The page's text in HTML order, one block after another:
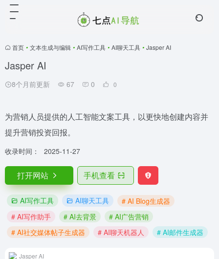
首页 • 文本生成与编辑 • AI写作工具 • AI聊天工具 • Jasper AI
Jasper AI
8个月前更新 67 0 0
为营销人员提供的人工智能文案工具，以更快地创建内容并
提升营销投资回报。
收录时间： 2025-11-27
打开网站 手机查看
AI写作工具 AI聊天工具
# AI Blog生成器
# AI写作助手
# AI去背景
# AI广告营销
# AI社交媒体帖子生成器
# AI聊天机器人 # AI邮件生成器
Jasper AI